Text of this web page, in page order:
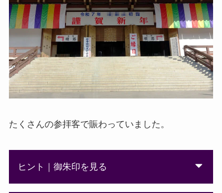
たくさんの参拝客で賑わっていました。
ヒント｜御朱印を見る